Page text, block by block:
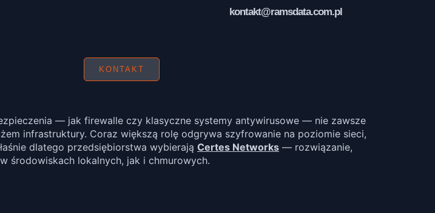
kontakt@ramsdata.com.pl
KONTAKT
— jak firewalle czy klasyczne systemy antywirusowe — nie zawsze
infrastruktury. Coraz większą rolę odgrywa szyfrowanie na poziomie sieci,
dlatego przedsiębiorstwa wybierają Certes Networks — rozwiązanie,
środowiskach lokalnych, jak i chmurowych.